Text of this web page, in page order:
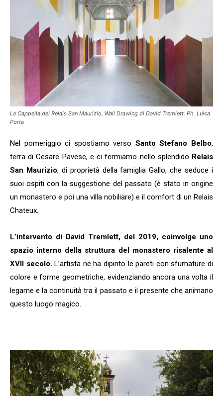
La Cappella del Relais San Maurizio, Wall Drawing di David Tremlett. Ph. Luisa
Porta
Nel pomeriggio ci spostiamo verso Santo Stefano Belbo,
terra di Cesare Pavese, e ci fermiamo nello splendido Relais
San Maurizio, di proprietà della famiglia Gallo, che seduce i
suoi ospiti con la suggestione del passato (è stato in origine
un monastero e poi una villa nobiliare) e il comfort di un Relais
Chateux.
L’intervento di David Tremlett, del 2019, coinvolge uno
spazio interno della struttura del monastero risalente al
XVII secolo. L’artista ne ha dipinto le pareti con sfumature di
colore e forme geometriche, evidenziando ancora una volta il
legame e la continuità tra il passato e il presente che animano
questo luogo magico.